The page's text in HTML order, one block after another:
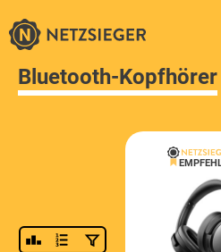
Bluetooth-Kopfhörer